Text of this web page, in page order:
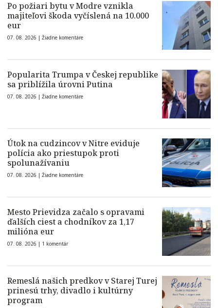
Po požiari bytu v Modre vznikla
majiteľovi škoda vyčíslená na 10.000
eur
07. 08. 2026 | Žiadne komentáre
Popularita Trumpa v Českej republike
sa priblížila úrovni Putina
07. 08. 2026 | Žiadne komentáre
Útok na cudzincov v Nitre eviduje
polícia ako priestupok proti
spolunažívaniu
07. 08. 2026 | Žiadne komentáre
Mesto Prievidza začalo s opravami
ďalších ciest a chodníkov za 1,17
milióna eur
07. 08. 2026 | 1 komentár
Remeslá našich predkov v Starej Turej
prinesú trhy, divadlo i kultúrny
program